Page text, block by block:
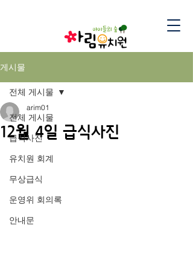
게시물
전체 게시물
급식사진
유치원 회계
무상급식
운영위 회의록
안내문
전체 게시물
12월 4일 급식사진
arim01